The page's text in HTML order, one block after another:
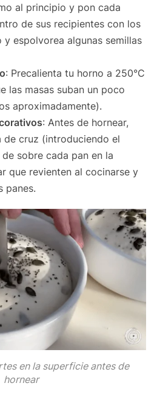
al principio y pon cada
de sus recipientes con los
y espolvorea algunas semillas
: Precalienta tu horno a 250°C
las masas suban un poco
aproximadamente).
: Antes de hornear,
de cruz (introduciendo el
sobre cada pan en la
que revienten al cocinarse y
panes.
en la superficie antes de
hornear